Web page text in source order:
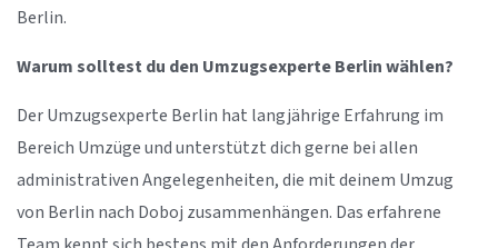
Berlin.
Warum solltest du den Umzugsexperte Berlin wählen?
Der Umzugsexperte Berlin hat langjährige Erfahrung im
Bereich Umzüge und unterstützt dich gerne bei allen
administrativen Angelegenheiten, die mit deinem Umzug
von Berlin nach Doboj zusammenhängen. Das erfahrene